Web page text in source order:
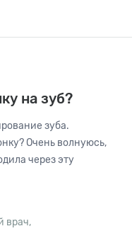
на зуб?
зуба.
Очень волнуюсь,
через эту
врач,